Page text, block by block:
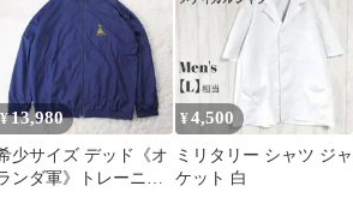
¥13,980
少サイズ デッド《オ
ンダ軍》トレーニン
¥ 4,500
ミリタリー シャツ ジャ
ケット 白